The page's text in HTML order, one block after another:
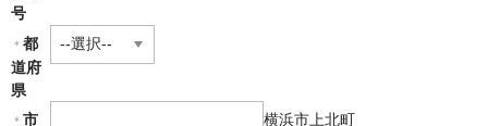
PAS【電動自転車】
YPJシリーズ
号
＊ 都
道府
県
＊ 市
横浜市上北町